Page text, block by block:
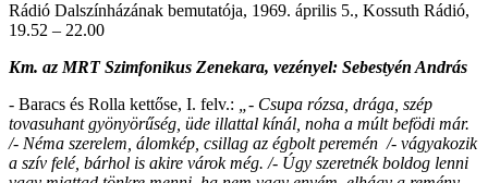
Rádió Dalszínházának bemutatója, 1969. április 5., Kossuth Rádió,
19.52 – 22.00
Km. az MRT Szimfonikus Zenekara, vezényel: Sebestyén András
- Baracs és Rolla kettőse, I. felv.:
„- Csupa rózsa, drága, szép
tovasuhant gyönyörűség, üde illattal kínál, noha a múlt befödi már.
/- Néma szerelem, álomkép, csillag az égbolt peremén /- vágyakozik
a szív felé, bárhol is akire várok még. /- Úgy szeretnék boldog lenni